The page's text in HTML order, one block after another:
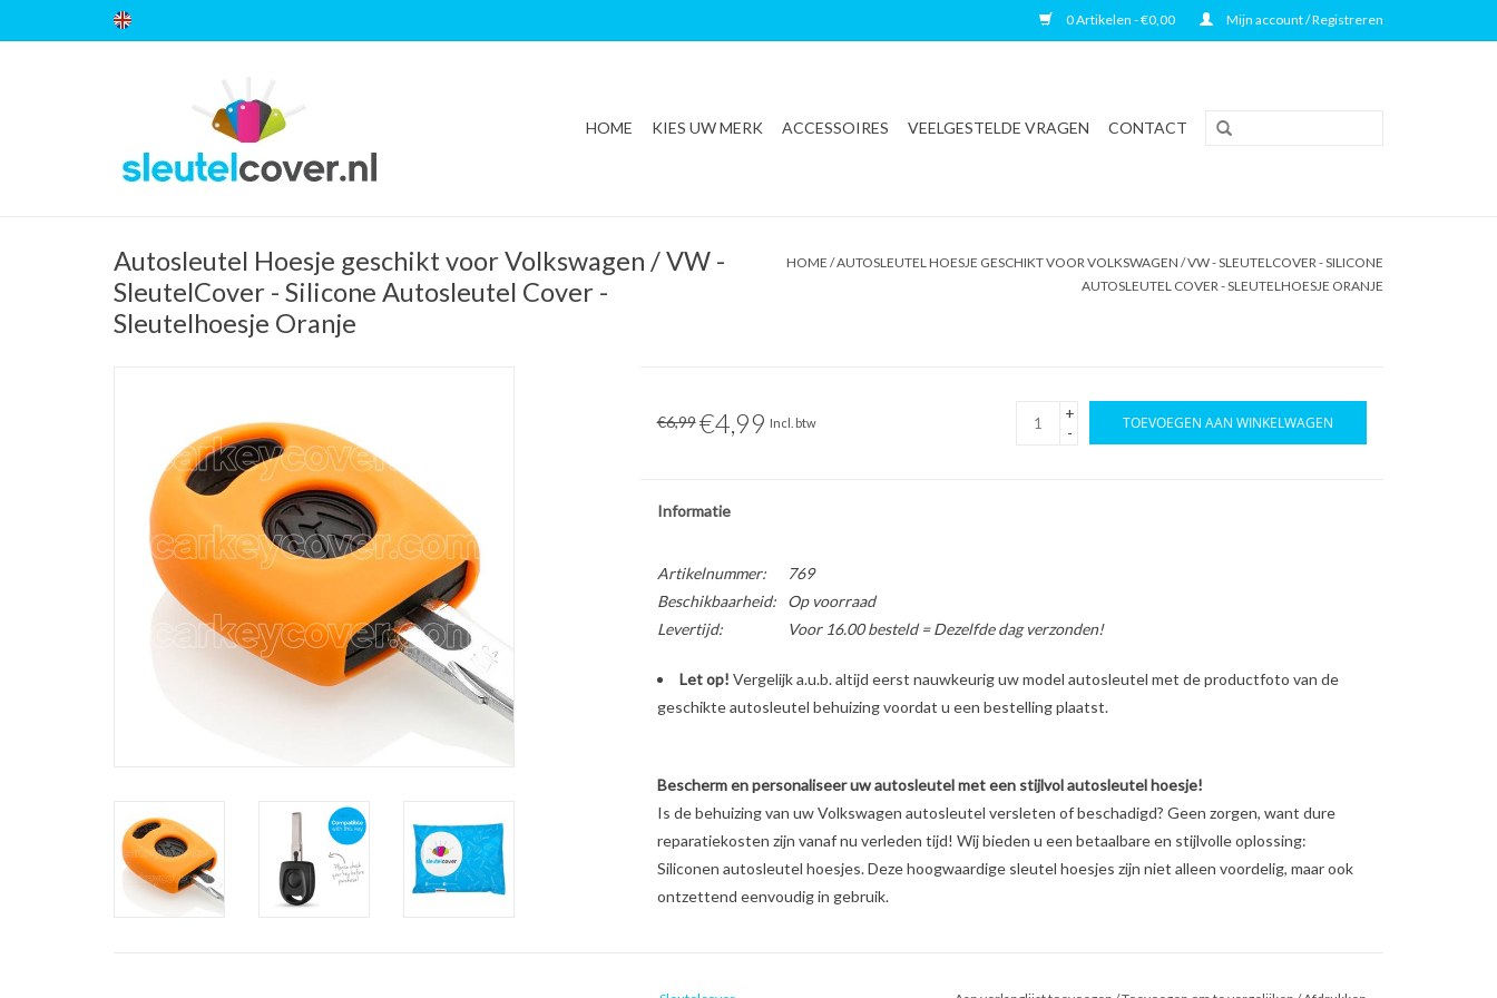
0 Artikelen - €0,00 Mijn account / Registreren
HOME KIES UW MERK ACCESSOIRES VEELGESTELDE VRAGEN CONTACT
Autosleutel Hoesje geschikt voor Volkswagen / VW -
SleutelCover - Silicone Autosleutel Cover -
Sleutelhoesje Oranje
HOME /AUTOSLEUTEL HOESJE GESCHIKT VOOR VOLKSWAGEN / VW - SLEUTELCOVER - SILICONE
AUTOSLEUTEL COVER - SLEUTELHOESJE ORANJE
€6,99 €4,99 Incl. btw
+
-
TOEVOEGEN AAN WINKELWAGEN
Informatie
Artikelnummer:
769
Beschikbaarheid:
Op voorraad
Levertijd:
Voor 16.00 besteld = Dezelfde dag verzonden!
Let op! Vergelijk a.u.b. altijd eerst nauwkeurig uw model autosleutel met de productfoto van de
geschikte autosleutel behuizing voordat u een bestelling plaatst.
Bescherm en personaliseer uw autosleutel met een stijlvol autosleutel hoesje!
Is de behuizing van uw Volkswagen autosleutel versleten of beschadigd? Geen zorgen, want dure
reparatiekosten zijn vanaf nu verleden tijd! Wij bieden u een betaalbare en stijlvolle oplossing:
Siliconen autosleutel hoesjes. Deze hoogwaardige sleutel hoesjes zijn niet alleen voordelig, maar ook
ontzettend eenvoudig in gebruik.
Schokabsorberend materiaal